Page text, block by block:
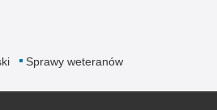
Sprawy weteranów